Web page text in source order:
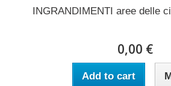
INGRANDIMENTI aree delle
0,00 €
Add to cart